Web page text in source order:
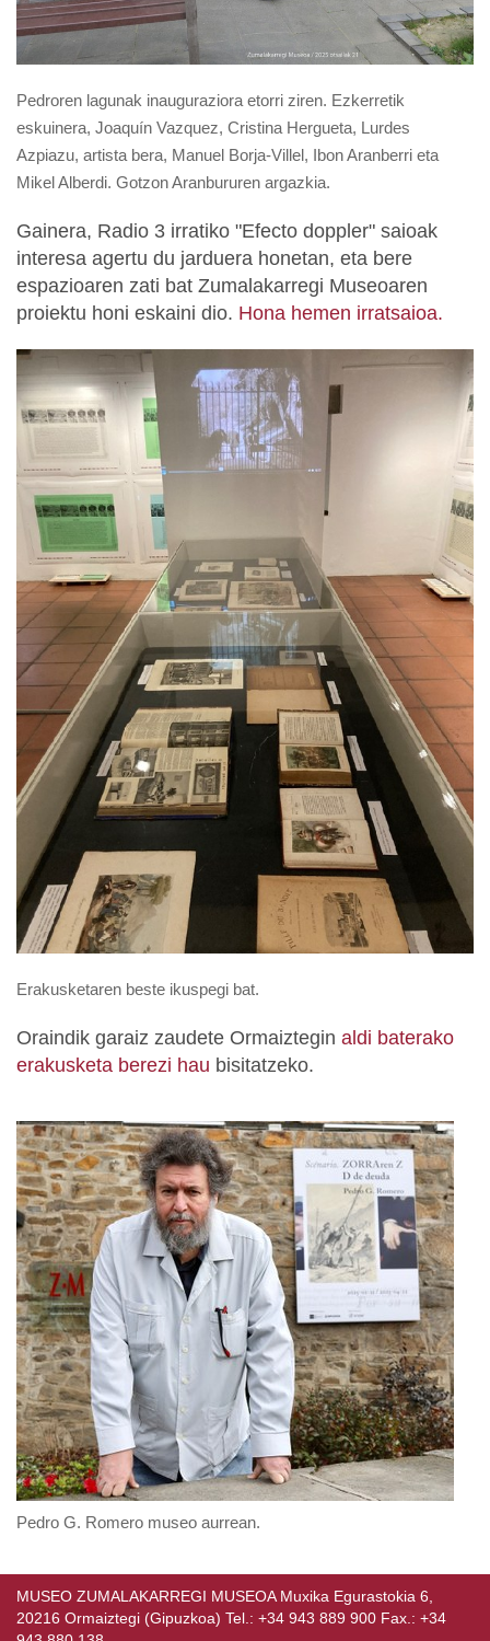
Pedroren lagunak inauguraziora etorri ziren. Ezkerretik
eskuinera, Joaquín Vazquez, Cristina Hergueta, Lurdes
Azpiazu, artista bera, Manuel Borja-Villel, Ibon Aranberri eta
Mikel Alberdi. Gotzon Aranbururen argazkia.
Gainera, Radio 3 irratiko "Efecto doppler" saioak
interesa agertu du jarduera honetan, eta bere
espazioaren zati bat Zumalakarregi Museoaren
proiektu honi eskaini dio. Hona hemen irratsaioa.
Erakusketaren beste ikuspegi bat.
Oraindik garaiz zaudete Ormaiztegin aldi baterako
erakusketa berezi hau bisitatzeko.
Pedro G. Romero museo aurrean.
MUSEO ZUMALAKARREGI MUSEOA Muxika Egurastokia 6,
20216 Ormaiztegi (Gipuzkoa) Tel.: +34 943 889 900 Fax.: +34